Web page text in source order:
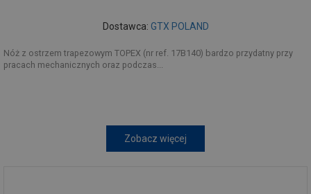
Dostawca: GTX POLAND
Nóż z ostrzem trapezowym TOPEX (nr ref. 17B140) bardzo przydatny przy
pracach mechanicznych oraz podczas...
Zobacz więcej